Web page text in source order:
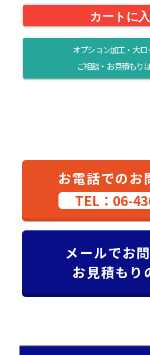
カートに
オプション加工・大ロ
ご相談・お見積もり
お電話でのお
TEL：06-
メールでお
お見積もり